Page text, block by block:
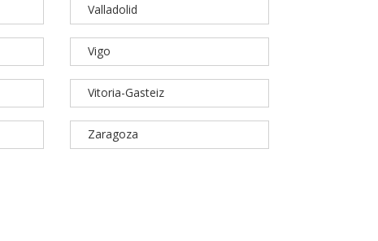
Valladolid
Vigo
Vitoria-Gasteiz
Zaragoza